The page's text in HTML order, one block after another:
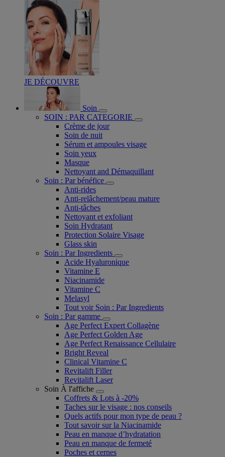
JE DÉCOUVRE
Soin
SOIN : PAR CATEGORIE
Crème de jour
Soin de nuit
Sérum et ampoules visage
Soin yeux
Masque
Nettoyant and Démaquillant
Soin : Par bénéfice
Anti-rides
Anti-relâchement/peau mature
Anti-tâches
Nettoyant et exfoliant
Soin Hydratant
Protection Solaire Visage
Glass skin
Soin : Par Ingredients
Acide Hyaluronique
Vitamine E
Niacinamide
Vitamine C
Melasyl
Tout voir Soin : Par Ingredients
Soin : Par gamme
Age Perfect Expert Collagène
Age Perfect Golden Age
Age Perfect Renaissance Cellulaire
Bright Reveal
Clinical Vitamine C
Revitalift Filler
Revitalift Laser
Soin À l'affiche
Coffrets & Lots à -20%
Taches sur le visage : nos conseils
Quels actifs pour mon type de peau ?
Tout savoir sur la Niacinamide​
Peau en manque d’hydratation
Peau en manque de fermeté
Poches et cernes